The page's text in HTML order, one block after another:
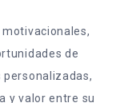
de
y valor entre su